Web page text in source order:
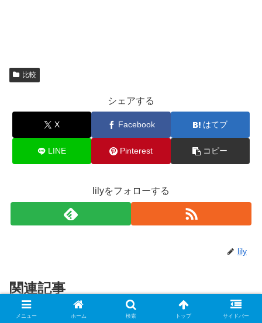
比較
シェアする
X Facebook はてブ
LINE Pinterest コピー
lilyをフォローする
lily
関連記事
メニュー ホーム 検索 トップ サイドバー